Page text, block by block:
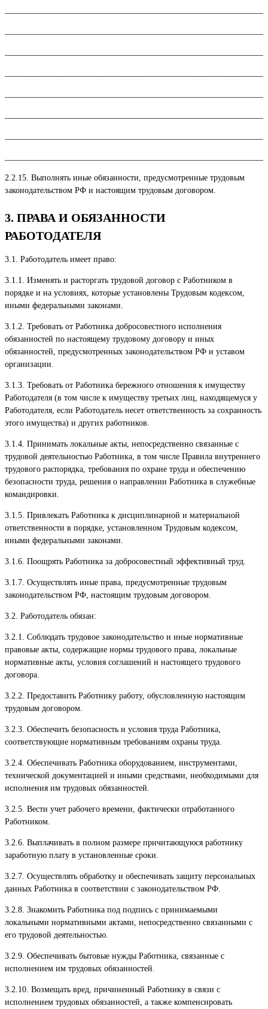
2.2.15. Выполнять иные обязанности, предусмотренные трудовым
законодательством РФ и настоящим трудовым договором.
3. ПРАВА И ОБЯЗАННОСТИ
РАБОТОДАТЕЛЯ
3.1. Работодатель имеет право:
3.1.1. Изменять и расторгать трудовой договор с Работником в
порядке и на условиях, которые установлены Трудовым кодексом,
иными федеральными законами.
3.1.2. Требовать от Работника добросовестного исполнения
обязанностей по настоящему трудовому договору и иных
обязанностей, предусмотренных законодательством РФ и уставом
организации.
3.1.3. Требовать от Работника бережного отношения к имуществу
Работодателя (в том числе к имуществу третьих лиц, находящемуся у
Работодателя, если Работодатель несет ответственность за сохранность
этого имущества) и других работников.
3.1.4. Принимать локальные акты, непосредственно связанные с
трудовой деятельностью Работника, в том числе Правила внутреннего
трудового распорядка, требования по охране труда и обеспечению
безопасности труда, решения о направлении Работника в служебные
командировки.
3.1.5. Привлекать Работника к дисциплинарной и материальной
ответственности в порядке, установленном Трудовым кодексом,
иными федеральными законами.
3.1.6. Поощрять Работника за добросовестный эффективный труд.
3.1.7. Осуществлять иные права, предусмотренные трудовым
законодательством РФ, настоящим трудовым договором.
3.2. Работодатель обязан:
3.2.1. Соблюдать трудовое законодательство и иные нормативные
правовые акты, содержащие нормы трудового права, локальные
нормативные акты, условия соглашений и настоящего трудового
договора.
3.2.2. Предоставить Работнику работу, обусловленную настоящим
трудовым договором.
3.2.3. Обеспечить безопасность и условия труда Работника,
соответствующие нормативным требованиям охраны труда.
3.2.4. Обеспечивать Работника оборудованием, инструментами,
технической документацией и иными средствами, необходимыми для
исполнения им трудовых обязанностей.
3.2.5. Вести учет рабочего времени, фактически отработанного
Работником.
3.2.6. Выплачивать в полном размере причитающуюся работнику
заработную плату в установленные сроки.
3.2.7. Осуществлять обработку и обеспечивать защиту персональных
данных Работника в соответствии с законодательством РФ.
3.2.8. Знакомить Работника под подпись с принимаемыми
локальными нормативными актами, непосредственно связанными с
его трудовой деятельностью.
3.2.9. Обеспечивать бытовые нужды Работника, связанные с
исполнением им трудовых обязанностей.
3.2.10. Возмещать вред, причиненный Работнику в связи с
исполнением трудовых обязанностей, а также компенсировать